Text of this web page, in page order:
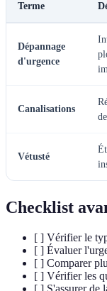
Terme
Dépannage
d'urgence
Canalisations
Vétusté
Checklist
[ ] Vérifier le
[ ] Évaluer
[ ] Comparer
[ ] Vérifier les
[ ] S'assurer de